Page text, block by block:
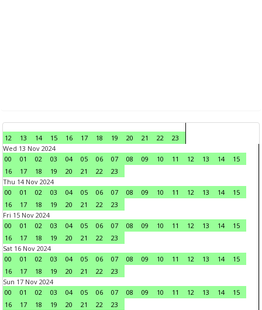
12 13 14 15 16 17 18 19 20 21 22
23
Wed 13 Nov 2024
00
01 02 03 04 05 06 07 08 09 10 11 12 13 14
15
16
17 18 19 20 21 22
23
Thu 14 Nov 2024
00
01 02 03 04 05 06 07 08 09 10 11 12 13 14
15
16
17 18 19 20 21 22
23
Fri 15 Nov 2024
00
01 02 03 04 05 06 07 08 09 10 11 12 13 14
15
16
17 18 19 20 21 22
23
Sat 16 Nov 2024
00
01 02 03 04 05 06 07 08 09 10 11 12 13 14
15
16
17 18 19 20 21 22
23
Sun 17 Nov 2024
00
01 02 03 04 05 06 07 08 09 10 11 12 13 14
15
16
17 18 19 20 21 22
23